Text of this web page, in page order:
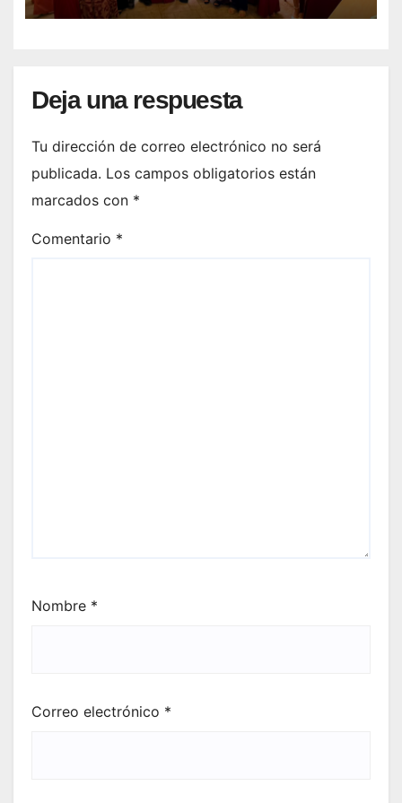
Deja una respuesta
Tu dirección de correo electrónico no será
publicada. Los campos obligatorios están
marcados con *
Comentario *
Nombre *
Correo electrónico *